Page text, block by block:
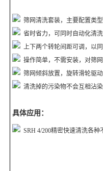
德国jena
筛网清洗套装，主要配置类
省时省力，可同时自动化清
上下两个转轮间距可调，以
操作简单，不需安装，对筛
筛网倾斜放置，旋转滑轮驱
清洗掉的污染物不会互相沾
具体应用：
SRH 4/200精密快速清洗各种